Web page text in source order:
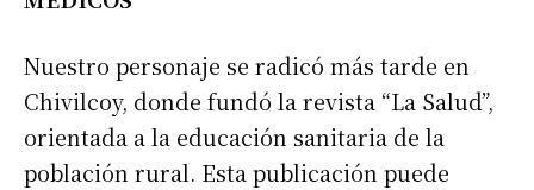
Dirección de correo electrónico *
Nombre
Nuestro personaje se radicó más tarde en
Chivilcoy, donde fundó la revista “La Salud”,
orientada a la educación sanitaria de la
población rural. Esta publicación puede